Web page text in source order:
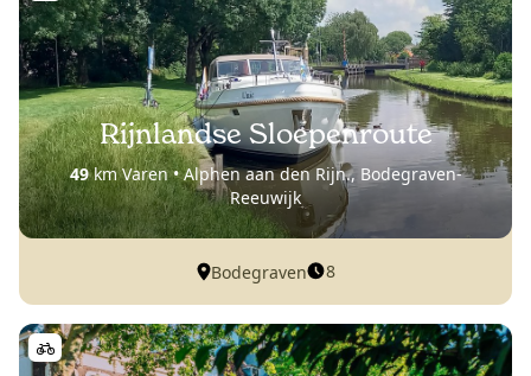
Rijnlandse Sloepenroute
49km Varen • Alphen aan den Rijn., Bodegraven-
Reeuwijk
Bodegraven 8